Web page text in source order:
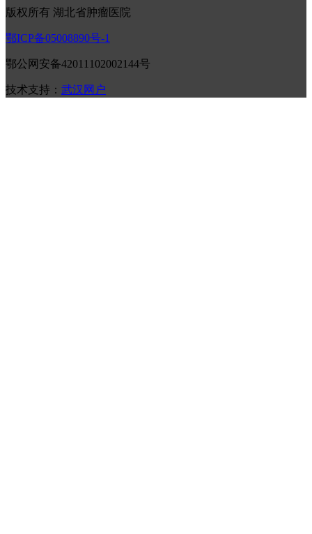
版权所有 湖北省肿瘤医院
鄂ICP备05008890号-1
鄂公网安备42011102002144号
技术支持： 武汉网户